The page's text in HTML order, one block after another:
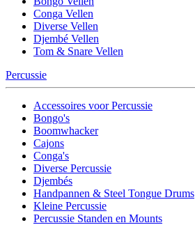
Conga Vellen
Diverse Vellen
Djembé Vellen
Tom & Snare Vellen
Percussie
Accessoires voor Percussie
Bongo's
Boomwhacker
Cajons
Conga's
Diverse Percussie
Djembés
Handpannen & Steel Tongue Drums
Kleine Percussie
Percussie Standen en Mounts